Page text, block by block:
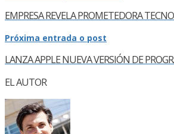
EMPRESA REVELA PROMETEDORA
Próxima entrada o post
LANZA APPLE NUEVA VERSIÓN DE
EL AUTOR